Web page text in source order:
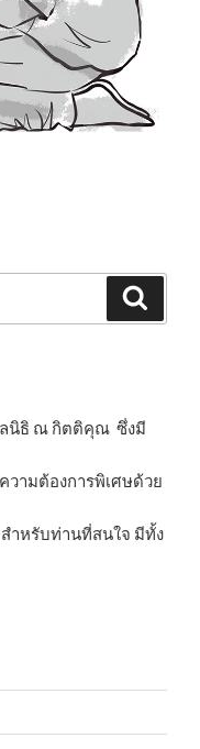
ลนิธิ ณ กิตติคุณ ซึ่งมี
ามต้องการพิเศษด้วย
สำหรับท่านที่สนใจ มีทั้ง